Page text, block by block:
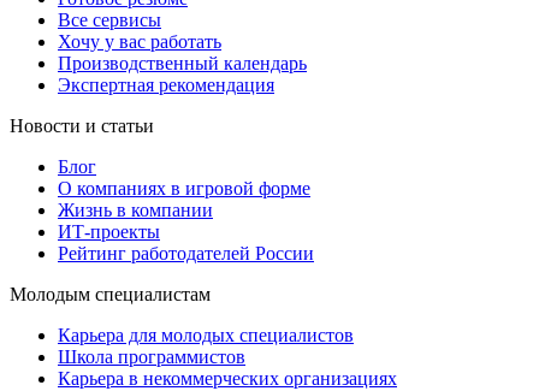
Все сервисы
Хочу у вас работать
Производственный календарь
Экспертная рекомендация
Новости и статьи
Блог
О компаниях в игровой форме
Жизнь в компании
ИТ-проекты
Рейтинг работодателей России
Молодым специалистам
Карьера для молодых специалистов
Школа программистов
Карьера в некоммерческих организациях